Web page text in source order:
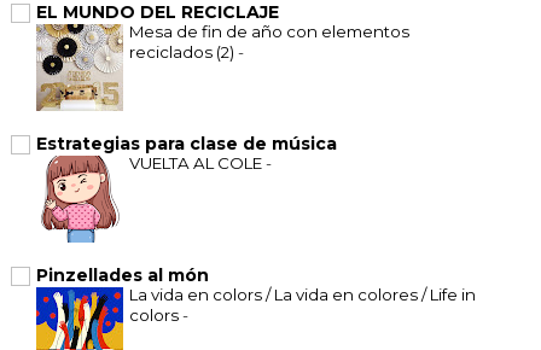
EL MUNDO DEL RECICLAJE
Mesa de fin de año con elementos
reciclados (2) -
Estrategias para clase de música
VUELTA AL COLE-
Pinzellades al món
La vida en colors / La vida en colores / Life in
colors-